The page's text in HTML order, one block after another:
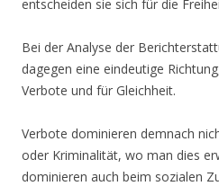
entscheiden sie sich für die
Bei der Analyse der
dagegen eine eindeutige
Verbote und für Gleichheit.
Verbote dominieren demnach
oder Kriminalität, wo man dies
dominieren auch beim sozialen